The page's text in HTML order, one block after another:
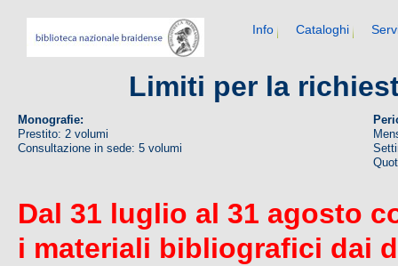
Info Cataloghi
Limiti per la
Monografie:
Prestito: 2 volumi
Consultazione in sede: 5 volumi
Dal 31 luglio al 31 agosto
i materiali bibliografici dai